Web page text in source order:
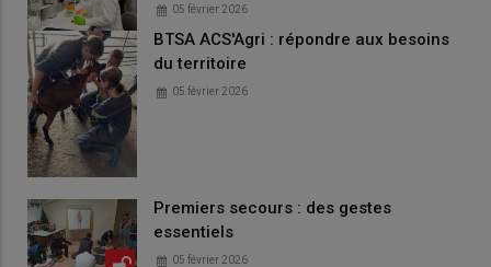
05 février 2026
BTSA ACS'Agri : répondre aux besoins
du territoire
05 février 2026
Premiers secours : des gestes
essentiels
05 février 2026